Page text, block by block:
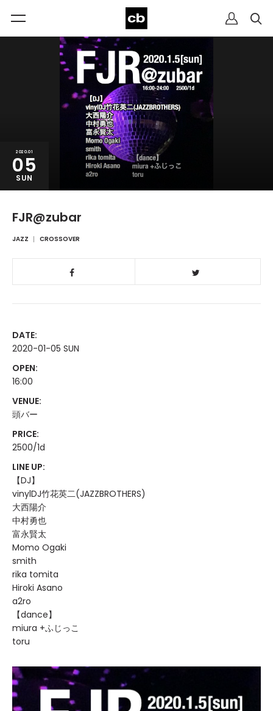
2020.01
05
SUN
FJR@zubar
JAZZ CROSSOVER
DATE:
2020-01-05 SUN
OPEN:
16:00
VENUE:
頭バー
PRICE:
2500/1d
LINE UP:
【DJ】
vinylDJ竹花英二(JAZZBROTHERS)
大西陽介
中村勇也
富永賢太
Momo Ogaki
smith
rika tomita
Hiroki Asano
a2ro
【dance】
miura +ふじっこ
toru